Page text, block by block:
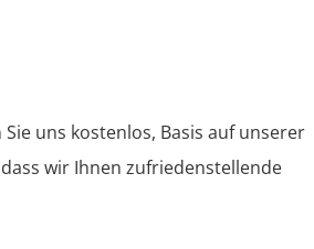
uns kostenlos, Basis auf unserer
wir Ihnen zufriedenstellende